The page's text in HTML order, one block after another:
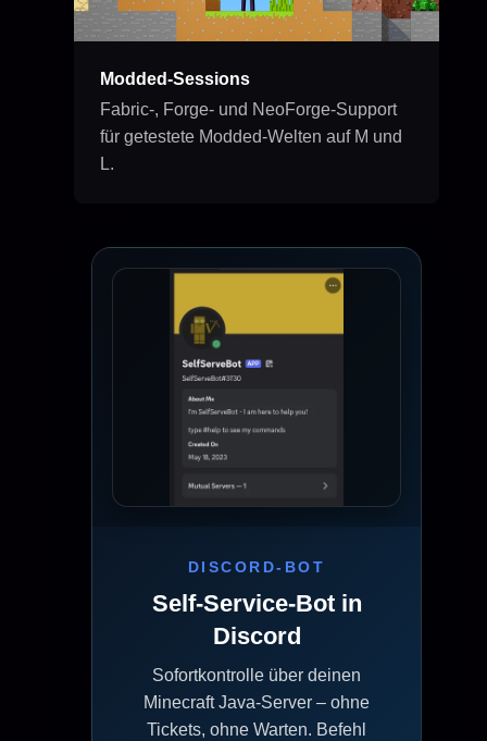
Modded-Sessions
Fabric-, Forge- und NeoForge-Support
für getestete Modded-Welten auf M und
L.
DISCORD-BOT
Self-Service-Bot in
Discord
Sofortkontrolle über deinen
Minecraft Java-Server – ohne
Tickets, ohne Warten. Befehl